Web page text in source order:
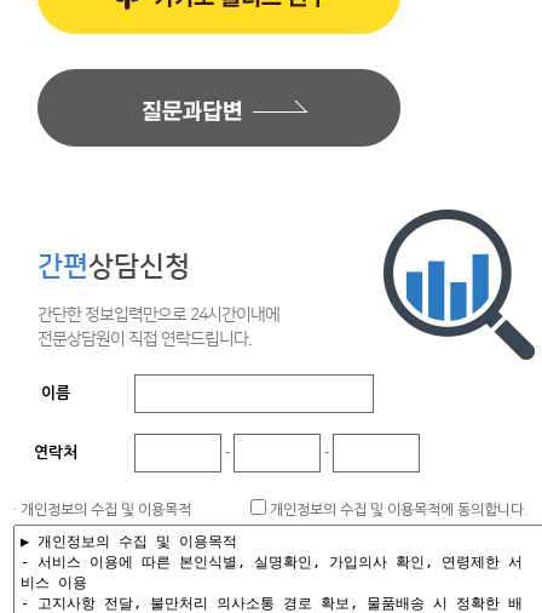
간편상담신청
간단한 정보입력만으로 24시간이내에
전문상담원이 직접 연락드립니다.
이름
연락처 - -
· 개인정보의 수집 및 이용목적 개인정보의 수집 및 이용목적에 동의합니다.